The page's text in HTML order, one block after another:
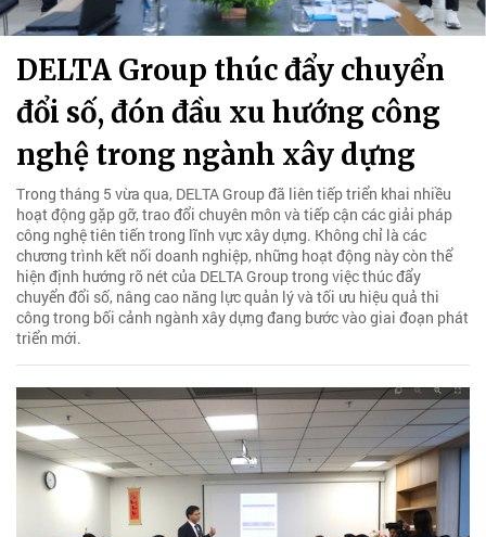
DELTA Group thúc đẩy chuyển
đổi số, đón đầu xu hướng công
nghệ trong ngành xây dựng
Trong tháng 5 vừa qua, DELTA Group đã liên tiếp triển khai nhiều
hoạt động gặp gỡ, trao đổi chuyên môn và tiếp cận các giải pháp
công nghệ tiên tiến trong lĩnh vực xây dựng. Không chỉ là các
chương trình kết nối doanh nghiệp, những hoạt động này còn thể
hiện định hướng rõ nét của DELTA Group trong việc thúc đẩy
chuyển đổi số, nâng cao năng lực quản lý và tối ưu hiệu quả thi
công trong bối cảnh ngành xây dựng đang bước vào giai đoạn phát
triển mới.